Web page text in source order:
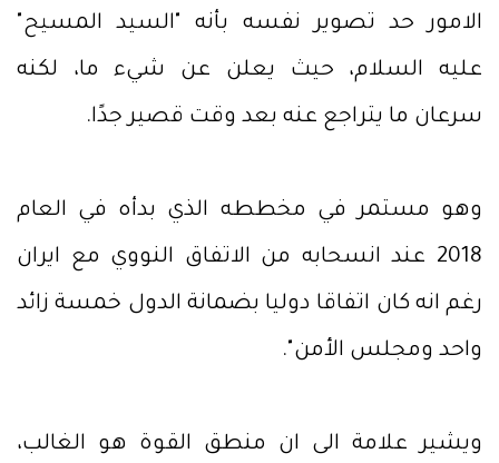
الامور حد تصوير نفسه بأنه "السيد المسيح"
عليه السلام، حيث يعلن عن شيء ما، لكنه
سرعان ما يتراجع عنه بعد وقت قصير جدًا.
وهو مستمر في مخططه الذي بدأه في العام
2018 عند انسحابه من الاتفاق النووي مع ايران
رغم انه كان اتفاقا دوليا بضمانة الدول خمسة زائد
واحد ومجلس الأمن".
ويشير علامة الى ان منطق القوة هو الغالب،